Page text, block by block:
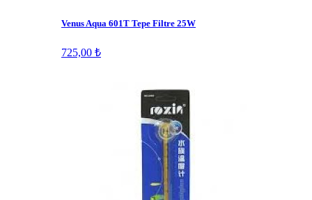
Venus Aqua 601T Tepe Filtre 25W
725,00 ₺